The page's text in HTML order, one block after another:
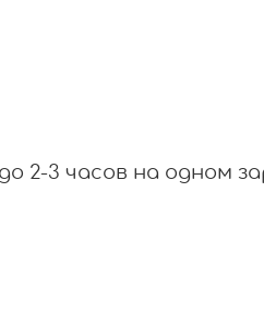
2-3 часов на одном